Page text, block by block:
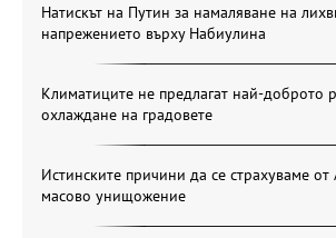
Натискът на Путин за намаляване на
напрежението върху Набиулина
Климатиците не предлагат най-доброто
охлаждане на градовете
Истинските причини да се страхуваме
масово унищожение